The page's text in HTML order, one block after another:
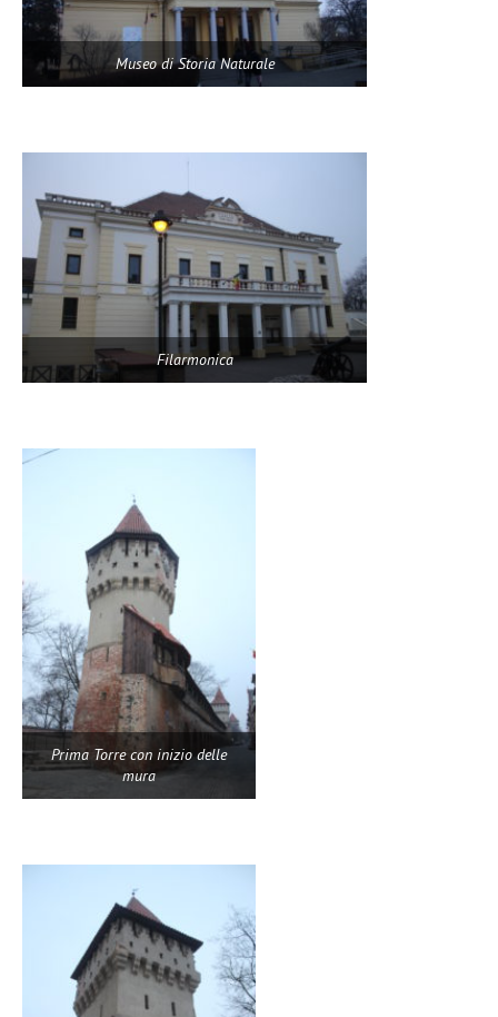
Museo di Storia Naturale
Filarmonica
Prima Torre con inizio delle
mura